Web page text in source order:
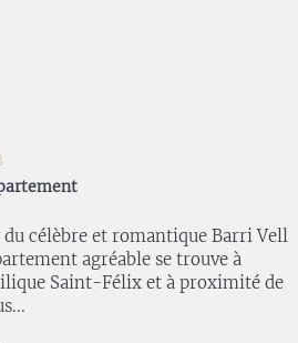
célèbre et romantique Barri Vell
agréable se trouve à
Saint-Félix et à proximité de